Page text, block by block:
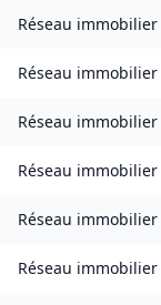
Réseau immobilier
Réseau immobilier
Réseau immobilier
Réseau immobilier
Réseau immobilier
Réseau immobilier